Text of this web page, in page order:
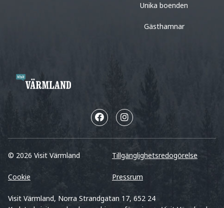
Unika boenden
Gästhamnar
© 2026 Visit Värmland Tillgänglighetsredogörelse
Cookie Pressrum
Visit Värmland, Norra Strandgatan 17, 652 24